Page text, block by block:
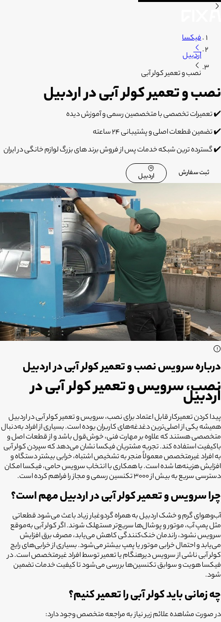
فیکسا
اردبیل
نصب و تعمیر کولر آبی
نصب و تعمیر کولر آبی در اردبیل
✔️ تعمیرات تخصصی با متخصصین رسمی و آموزش دیده
✔️ تضمین قطعات اصلی و پشتیبانی 24 ساعته
✔️ گسترده ترین شبکه خدمات پس از فروش برند های بزرگ لوازم خانگی در ایران
ثبت سفارش اردبیل
درباره سرویس نصب و تعمیر کولر آبی در اردبیل
نصب، سرویس و تعمیر کولر آبی در
اردبیل
پیدا کردن تعمیرکار قابل اعتماد برای نصب، سرویس و تعمیر کولر آبی در اردبیل
همیشه یکی از اصلی‌ترین دغدغه‌های کاربران بوده است. بسیاری از افراد به‌دنبال
متخصصی هستند که علاوه بر مهارت فنی، خوش‌قول باشد و از قطعات اصل و
باکیفیت استفاده کند. تجربه مشتریان فیکسا نشان می‌دهد که سپردن کولر آبی
به افراد غیرمتخصص معمولاً منجر به تشخیص اشتباه، خرابی بیشتر دستگاه و
افزایش هزینه‌ها شده است. با همکاری با انتخاب سرویس حامی، فیکسا امکان
دسترسی سریع به بیش از ۳۰۰۰ تکنسین رسمی و مجاز را فراهم کرده است.
چرا سرویس و تعمیر کولر آبی در اردبیل مهم است؟
آب‌وهوای گرم و خشک اردبیل به همراه گردوغبار زیاد باعث می‌شود قطعاتی
مثل پمپ آب، موتور و پوشال‌ها سریع‌تر مستهلک شوند. اگر کولر آبی به‌موقع
سرویس نشود، راندمان خنک‌کنندگی کاهش می‌یابد، مصرف برق افزایش
می‌یابد و احتمال خرابی موتور یا پمپ بیشتر می‌شود. بسیاری از خرابی‌های رایج
کولر آبی ناشی از سرویس دیرهنگام یا تعمیر توسط افراد غیرمتخصص است. در
فیکسا هویت و سوابق تکنسین‌ها بررسی می‌شود تا کیفیت خدمات تضمین
شود.
چه زمانی باید کولر آبی را تعمیر کنیم؟
در صورت مشاهده علائم زیر نیاز به مراجعه متخصص وجود دارد: